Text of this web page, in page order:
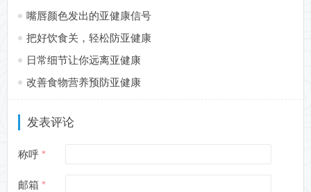
嘴唇颜色发出的亚健康信号
把好饮食关，轻松防亚健康
日常细节让你远离亚健康
改善食物营养预防亚健康
发表评论
称呼
邮箱